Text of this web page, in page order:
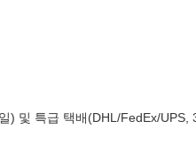
) 및 특급 택배(DHL/FedEx/